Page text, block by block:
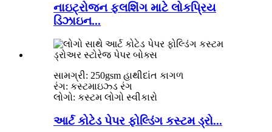
નાઇટ્રોજન ફ્લશિંગ માટે લોકપ્રિય
ડિઝાઇન...
સામગ્રી: 250gsm હાથીદાંત કાગળ
રંગ: કસ્ટમાઇઝ્ડ રંગ
લોગો: કસ્ટમ લોગો સ્વીકારો
આર્ટ કોટેડ પેપર ફોલ્ડિંગ કસ્ટમ ડ્રો...